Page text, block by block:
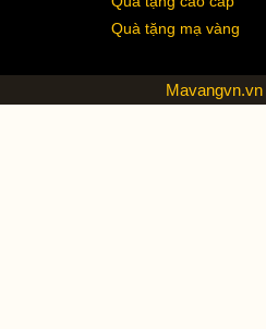
Quà tặng mạ vàng